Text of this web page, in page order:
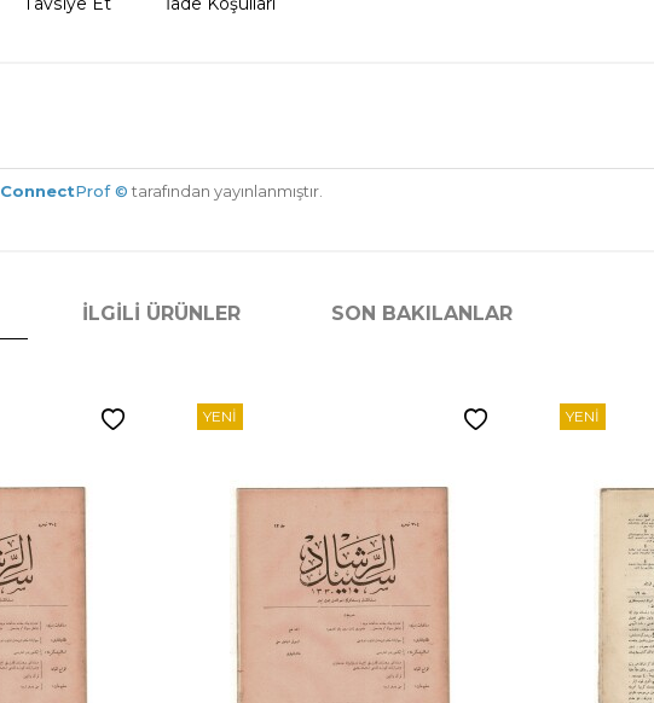
ConnectProf © tarafından yayınlanmıştır.
İLGILI ÜRÜNLER SON BAKILANLAR
YENI YENI